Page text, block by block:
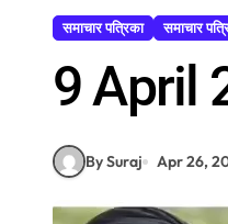
समाचार पत्रिका समाचार
9 April
By Suraj Apr 26,